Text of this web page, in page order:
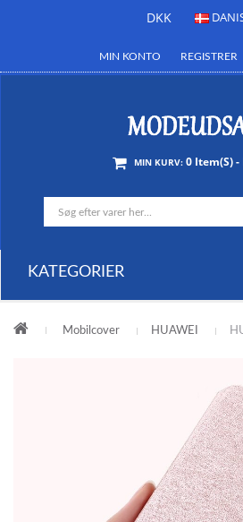
DKK
MIN KONTO REGISTRER
MIN KURV: 0 Item(s) -
KATEGORIER
Mobilcover HUAWEI